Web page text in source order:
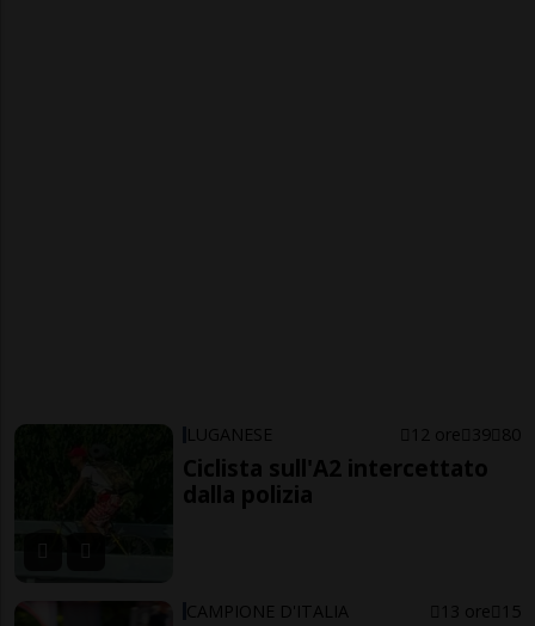
LUGANESE 12 ore 39 80
Ciclista sull'A2 intercettato
dalla polizia
CAMPIONE D'ITALIA 13 ore 15